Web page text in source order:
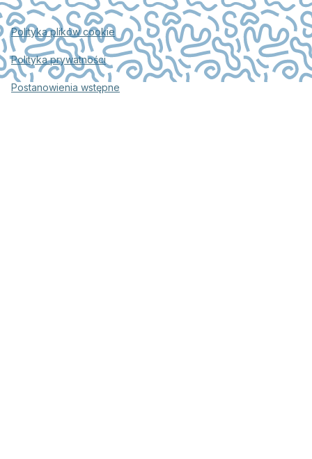
Polityka plików cookie
Polityka prywatności
Postanowienia wstępne